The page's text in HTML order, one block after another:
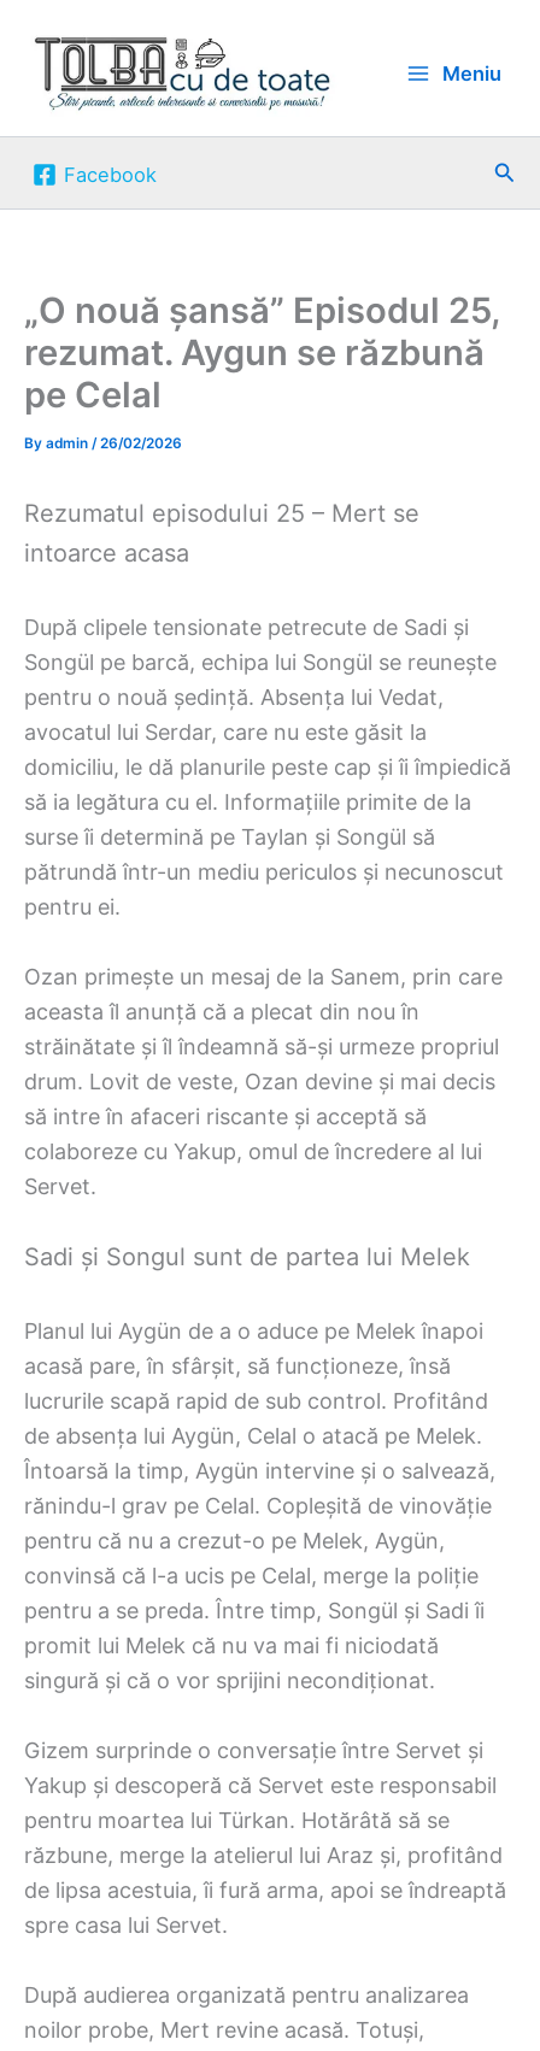
content
Meniu
Facebook
„O nouă șansă” Episodul 25,
rezumat. Aygun se răzbună
pe Celal
By admin /26/02/2026
Rezumatul episodului 25 – Mert se
intoarce acasa
După clipele tensionate petrecute de Sadi și
Songül pe barcă, echipa lui Songül se reunește
pentru o nouă ședință. Absența lui Vedat,
avocatul lui Serdar, care nu este găsit la
domiciliu, le dă planurile peste cap și îi împiedică
să ia legătura cu el. Informațiile primite de la
surse îi determină pe Taylan și Songül să
pătrundă într-un mediu periculos și necunoscut
pentru ei.
Ozan primește un mesaj de la Sanem, prin care
aceasta îl anunță că a plecat din nou în
străinătate și îl îndeamnă să-și urmeze propriul
drum. Lovit de veste, Ozan devine și mai decis
să intre în afaceri riscante și acceptă să
colaboreze cu Yakup, omul de încredere al lui
Servet.
Sadi și Songul sunt de partea lui Melek
Planul lui Aygün de a o aduce pe Melek înapoi
acasă pare, în sfârșit, să funcționeze, însă
lucrurile scapă rapid de sub control. Profitând
de absența lui Aygün, Celal o atacă pe Melek.
Întoarsă la timp, Aygün intervine și o salvează,
rănindu-l grav pe Celal. Copleșită de vinovăție
pentru că nu a crezut-o pe Melek, Aygün,
convinsă că l-a ucis pe Celal, merge la poliție
pentru a se preda. Între timp, Songül și Sadi îi
promit lui Melek că nu va mai fi niciodată
singură și că o vor sprijini necondiționat.
Gizem surprinde o conversație între Servet și
Yakup și descoperă că Servet este responsabil
pentru moartea lui Türkan. Hotărâtă să se
răzbune, merge la atelierul lui Araz și, profitând
de lipsa acestuia, îi fură arma, apoi se îndreaptă
spre casa lui Servet.
După audierea organizată pentru analizarea
noilor probe, Mert revine acasă. Totuși,